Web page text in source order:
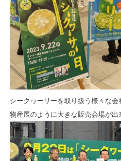
シークヮーサーを取り扱う様々な会
物産展のように大きな販売会場が出